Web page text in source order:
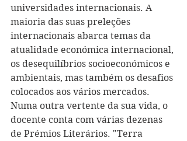
universidades internacionais. A
maioria das suas preleções
internacionais abarca temas da
atualidade económica internacional,
os desequilíbrios socioeconómicos e
ambientais, mas também os desafios
colocados aos vários mercados.
Numa outra vertente da sua vida, o
docente conta com várias dezenas
de Prémios Literários. "Terra